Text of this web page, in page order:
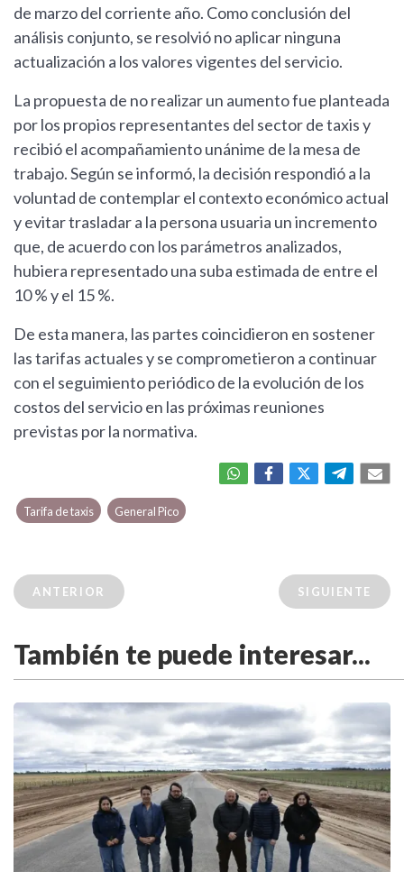
de marzo del corriente año. Como conclusión del
análisis conjunto, se resolvió no aplicar ninguna
actualización a los valores vigentes del servicio.
La propuesta de no realizar un aumento fue planteada
por los propios representantes del sector de taxis y
recibió el acompañamiento unánime de la mesa de
trabajo. Según se informó, la decisión respondió a la
voluntad de contemplar el contexto económico actual
y evitar trasladar a la persona usuaria un incremento
que, de acuerdo con los parámetros analizados,
hubiera representado una suba estimada de entre el
10 % y el 15 %.
De esta manera, las partes coincidieron en sostener
las tarifas actuales y se comprometieron a continuar
con el seguimiento periódico de la evolución de los
costos del servicio en las próximas reuniones
previstas por la normativa.
Tarifa de taxis General Pico
ANTERIOR SIGUIENTE
También te puede interesar...